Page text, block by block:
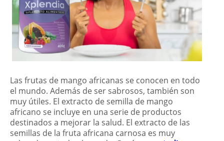
Las frutas de mango africanas se conocen en todo
el mundo. Además de ser sabrosos, también son
muy útiles. El extracto de semilla de mango
africano se incluye en una serie de productos
destinados a mejorar la salud. El extracto de las
semillas de la fruta africana carnosa es muy